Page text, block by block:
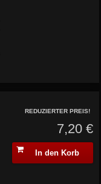
REDUZIERTER PREIS!
7,20 €
In den Korb